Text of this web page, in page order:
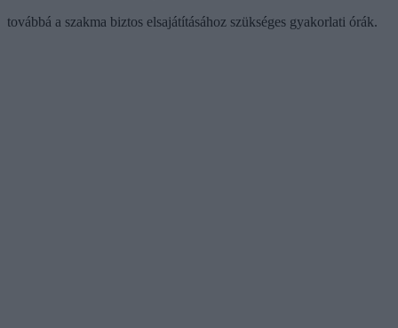
továbbá a szakma biztos elsajátításához szükséges gyakorlati órák.